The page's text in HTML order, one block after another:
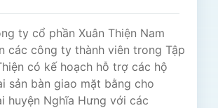
ty cổ phần Xuân Thiện Nam
các công ty thành viên trong Tập
có kế hoạch hỗ trợ các hộ
sản bàn giao mặt bằng cho
huyện Nghĩa Hưng với các